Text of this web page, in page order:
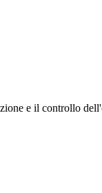
e il controllo